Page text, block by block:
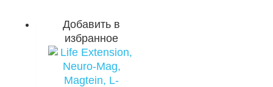
Добавить в
избранное